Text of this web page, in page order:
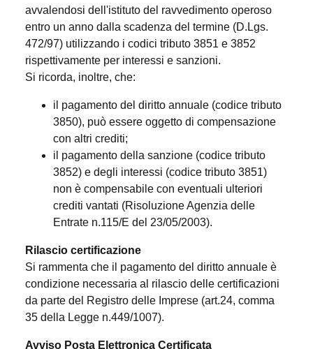
avvalendosi dell'istituto del ravvedimento operoso
entro un anno dalla scadenza del termine (D.Lgs.
472/97) utilizzando i codici tributo 3851 e 3852
rispettivamente per interessi e sanzioni.
Si ricorda, inoltre, che:
il pagamento del diritto annuale (codice tributo
3850), può essere oggetto di compensazione
con altri crediti;
il pagamento della sanzione (codice tributo
3852) e degli interessi (codice tributo 3851)
non è compensabile con eventuali ulteriori
crediti vantati (Risoluzione Agenzia delle
Entrate n.115/E del 23/05/2003).
Rilascio certificazione
Si rammenta che il pagamento del diritto annuale è
condizione necessaria al rilascio delle certificazioni
da parte del Registro delle Imprese (art.24, comma
35 della Legge n.449/1007).
Avviso Posta Elettronica Certificata